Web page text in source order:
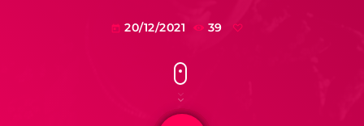
today 20/12/2021 39